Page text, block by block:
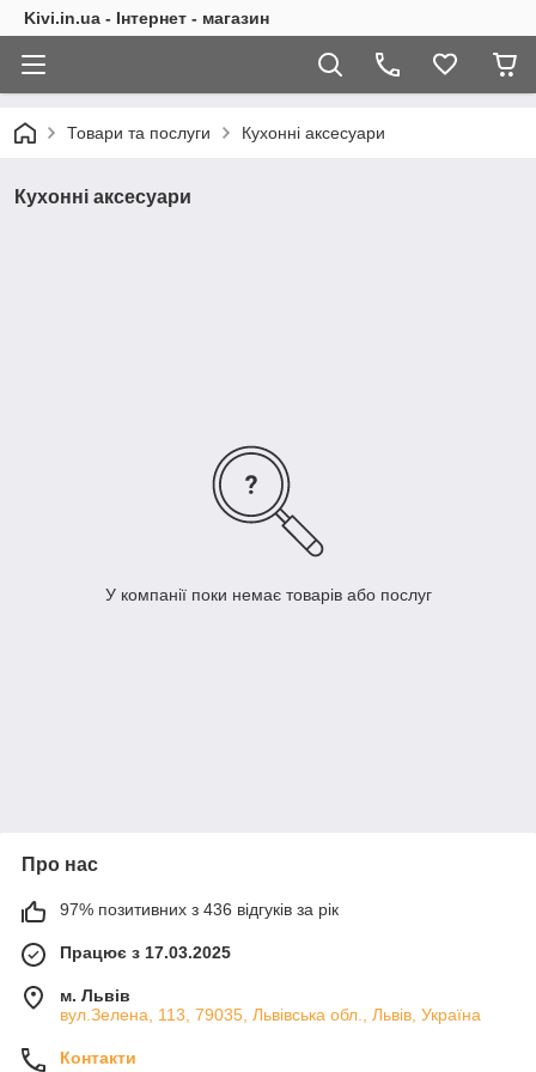
Kivi.in.ua - Інтернет - магазин
Товари та послуги Кухонні аксесуари
Кухонні аксесуари
У компанії поки немає товарів або послуг
Про нас
97% позитивних з 436 відгуків за рік
Працює з 17.03.2025
м. Львів
вул.Зелена, 113, 79035, Львівська обл., Львів, Україна
Контакти